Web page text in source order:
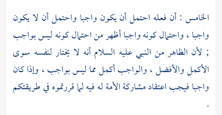
الخامس : أن فعله احتمل أن يكون واجبا واحتمل أن لا يكون
واجبا ، واحتمال كونه واجبا أظهر من احتمال كونه ليس بواجب
; لأن الظاهر من النبي عليه السلام أنه لا يختار لنفسه سوى
الأكمل والأفضل ، والواجب أكمل مما ليس بواجب ، وإذا كان
واجبا فيجب اعتقاد مشاركة الأمة له فيه لما قررتموه في طريقتكم
.